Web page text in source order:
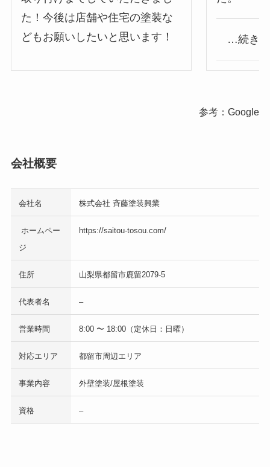
た！今後は店舗や住宅の塗装な
どもお願いしたいと思います！
…続き
参考：Google
会社概要
会社名 株式会社 斉藤塗装興業
ホームペー
ジ
https://saitou-tosou.com/
住所 山梨県都留市鹿留2079-5
代表者名 –
営業時間 8:00 〜 18:00（定休日：日曜）
対応エリア 都留市周辺エリア
事業内容 外壁塗装/屋根塗装
資格 –